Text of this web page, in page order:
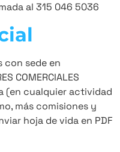
al 315 046 5036
con sede en
COMERCIALES
(en cualquier actividad
más comisiones y
hoja de vida en PDF